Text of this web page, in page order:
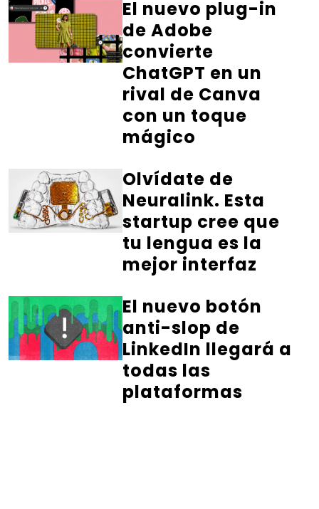
El nuevo plug-in
de Adobe
convierte
ChatGPT en un
rival de Canva
con un toque
mágico
Olvídate de
Neuralink. Esta
startup cree que
tu lengua es la
mejor interfaz
El nuevo botón
anti-slop de
LinkedIn llegará a
todas las
plataformas